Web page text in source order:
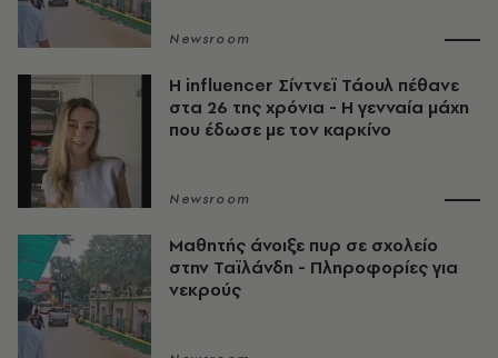
Newsroom
Η influencer Σίντνεϊ Τάουλ πέθανε
στα 26 της χρόνια - Η γενναία μάχη
που έδωσε με τον καρκίνο
Newsroom
Μαθητής άνοιξε πυρ σε σχολείο
στην Ταϊλάνδη - Πληροφορίες για
νεκρούς